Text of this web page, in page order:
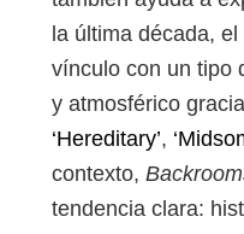
la última década,
vínculo con un tipo
y atmosférico
‘Hereditary’,
contexto,
tendencia clara: